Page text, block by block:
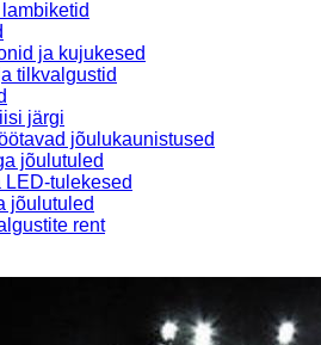
ja kujukesed
tilkvalgustid
järgi
jõulukaunistused
jõulutuled
LED-tulekesed
jõulutuled
rent